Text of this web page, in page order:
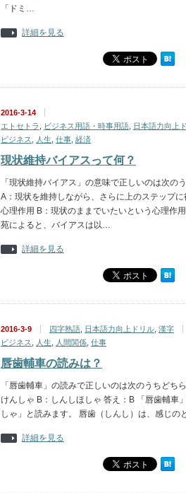
「ドミ…
詳細を見る
2016-3-14
エトセトラ
ビジネス用語・時事用語 日本語力向上
ビジネス
人生 仕事 経済
現状維持バイアスって何？
「現状維持バイアス」の意味で正しいのは次の
A：現状を維持しながら、さらに上のステップに
心理作用 B：現状のままでいたいという心理作
苑によると、バイアスは以…
詳細を見る
2016-3-9 四字熟語 日本語力向上ドリル 漢字
ビジネス
人生 人間関係 仕事
唇歯輔車の読みは？
「唇歯輔車」の読みで正しいのは次のうちどち
けんしゃ B：しんしほしゃ 答え：B 「唇歯輔車
しゃ」と読みます。 唇歯（しんし）は、感じの
詳細を見る